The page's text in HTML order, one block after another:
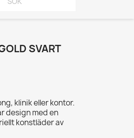
SVART
klinik eller kontor.
design med en
konstläder av